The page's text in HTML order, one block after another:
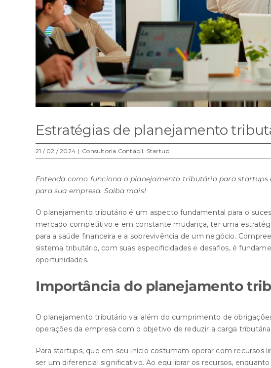
Estratégias de planejamento
21 / 02 / 2024 | Consultoria Contábil Startup
Entenda como funciona o planejamento tributário para
para sua empresa. Saiba mais!
O planejamento tributário é um aspecto fundamental para o
mercado competitivo e em constante mudança, ter uma
para a saúde financeira e a sobrevivência de um negócio.
sistema tributário, com suas especificidades e desafios, é
oportunidades.
Importância do planejamento
O planejamento tributário vai além do cumprimento de
operações da empresa com o objetivo de reduzir a carga
Para startups, que em seu início costumam operar com
ser um diferencial significativo. Ao equilibrar os recursos,